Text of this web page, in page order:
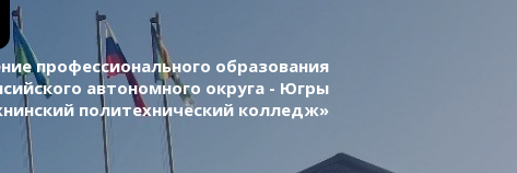
профессионального образования
автономного округа - Югры
политехнический колледж»